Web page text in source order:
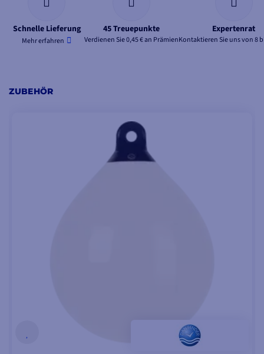
Schnelle Lieferung
Mehr erfahren
45 Treuepunkte
Verdienen Sie 0,45 € an Prämien
Expertenrat
Kontaktieren Sie uns von 8
ZUBEHÖR